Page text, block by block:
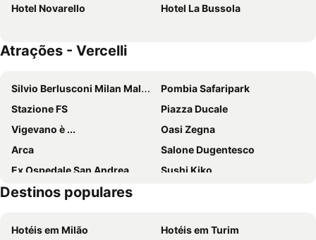
Hotel Novarello
Hotel La Bussola
Atrações - Vercelli
Silvio Berlusconi Milan Malpensa Airport
Pombia Safaripark
Stazione FS
Piazza Ducale
Vigevano è ...
Oasi Zegna
Arca
Salone Dugentesco
Ex Ospedale San Andrea
Sushi Kiko
Chiesa Parrocchiale di San Colombano
Broletto
Castello di Piovera
Destinos populares
Hotéis em Milão
Hotéis em Turim